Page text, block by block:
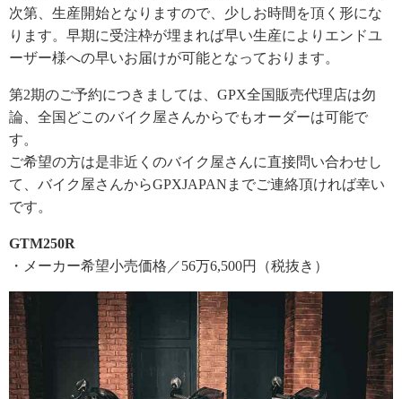
次第、生産開始となりますので、少しお時間を頂く形にな
ります。早期に受注枠が埋まれば早い生産によりエンドユ
ーザー様への早いお届けが可能となっております。
第2期のご予約につきましては、GPX全国販売代理店は勿
論、全国どこのバイク屋さんからでもオーダーは可能で
す。
ご希望の方は是非近くのバイク屋さんに直接問い合わせし
て、バイク屋さんからGPXJAPANまでご連絡頂ければ幸い
です。
GTM250R
・メーカー希望小売価格／56万6,500円（税抜き）